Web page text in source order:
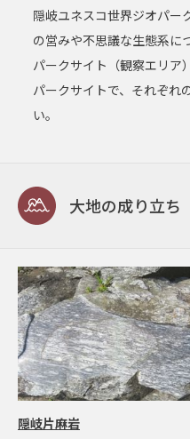
隠岐ユネスコ世界ジオパー
の営みや不思議な生態系に
パークサイト（観察エリア
パークサイトで、それぞれ
い。
大地の成り立ち
隠岐片麻岩